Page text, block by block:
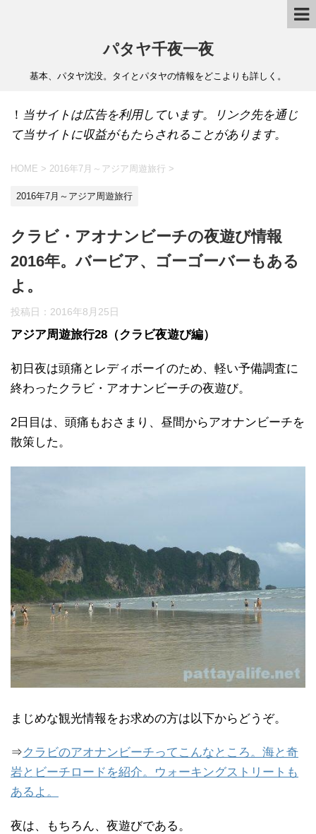
パタヤ千夜一夜
基本、パタヤ沈没。タイとパタヤの情報をどこよりも詳しく。
！ 当サイトは広告を利用しています。リンク先を通じ
て当サイトに収益がもたらされることがあります。
HOME > 2016年7月～アジア周遊旅行 >
2016年7月～アジア周遊旅行
クラビ・アオナンビーチの夜遊び情報
2016年。バービア、ゴーゴーバーもある
よ。
投稿日： 2016年8月25日
アジア周遊旅行28（クラビ夜遊び編）
初日夜は頭痛とレディボーイのため、軽い予備調査に
終わったクラビ・アオナンビーチの夜遊び。
2日目は、頭痛もおさまり、昼間からアオナンビーチを
散策した。
まじめな観光情報をお求めの方は以下からどうぞ。
⇒クラビのアオナンビーチってこんなところ。海と奇
岩とビーチロードを紹介。ウォーキングストリートも
あるよ。
夜は、もちろん、夜遊びである。